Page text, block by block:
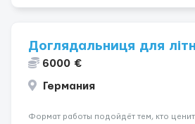
Доглядальниця для
6000 €
Германия
Формат работы подойдёт тем, кто